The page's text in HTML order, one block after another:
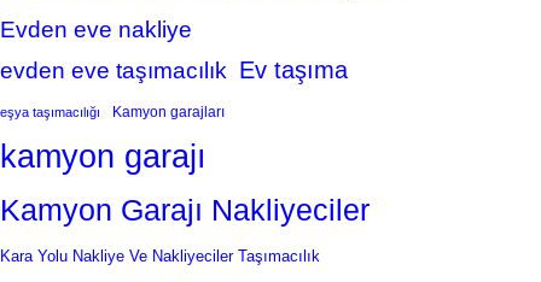
Evden eve nakliye
evden eve taşımacılık Ev taşıma
eşya taşımacılığı Kamyon garajları
kamyon garajı
Kamyon Garajı Nakliyeciler
Kara Yolu Nakliye Ve Nakliyeciler Taşımacılık